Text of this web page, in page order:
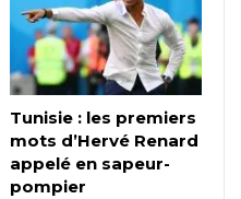
Tunisie : les premiers
mots d’Hervé Renard
appelé en sapeur-
pompier